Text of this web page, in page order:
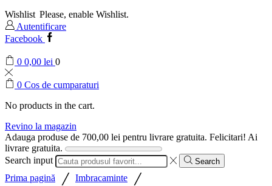
Wishlist Please, enable Wishlist.
Autentificare
Facebook
0 0,00 lei 0
0 Cos de cumparaturi
No products in the cart.
Revino la magazin
Adauga produse de 700,00 lei pentru livrare gratuita. Felicitari! Ai
livrare gratuita.
Search input
Search
Prima pagină / Imbracaminte /